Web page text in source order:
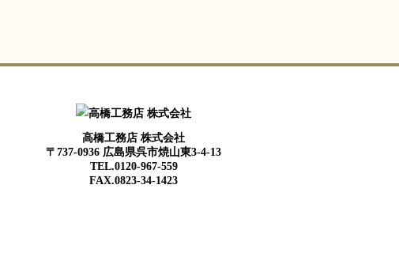
高橋工務店 株式会社
〒737-0936 広島県呉市焼山東3-4-13
TEL.0120-967-559
FAX.0823-34-1423